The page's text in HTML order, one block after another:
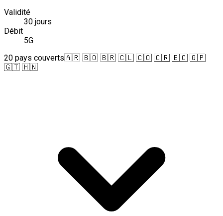
Validité
30 jours
Débit
5G
20 pays couverts🇦🇷 🇧🇴 🇧🇷 🇨🇱 🇨🇴 🇨🇷 🇪🇨 🇬🇵
🇬🇹 🇭🇳